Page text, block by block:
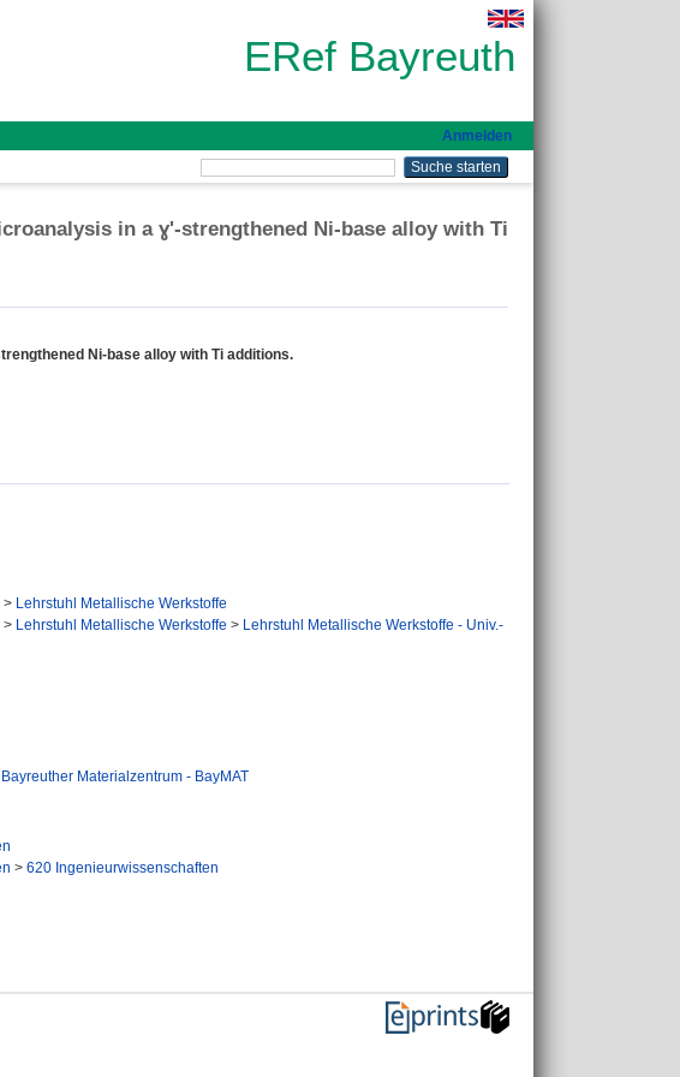
ERef Bayreuth
Anmelden
in a ɣ​'-strengthened Ni-base alloy with Ti
Ni-base alloy with Ti additions.
> Lehrstuhl Metallische Werkstoffe
> Lehrstuhl Metallische Werkstoffe > Lehrstuhl Metallische Werkstoffe - Univ.-
Bayreuther Materialzentrum - BayMAT
> 620 Ingenieurwissenschaften